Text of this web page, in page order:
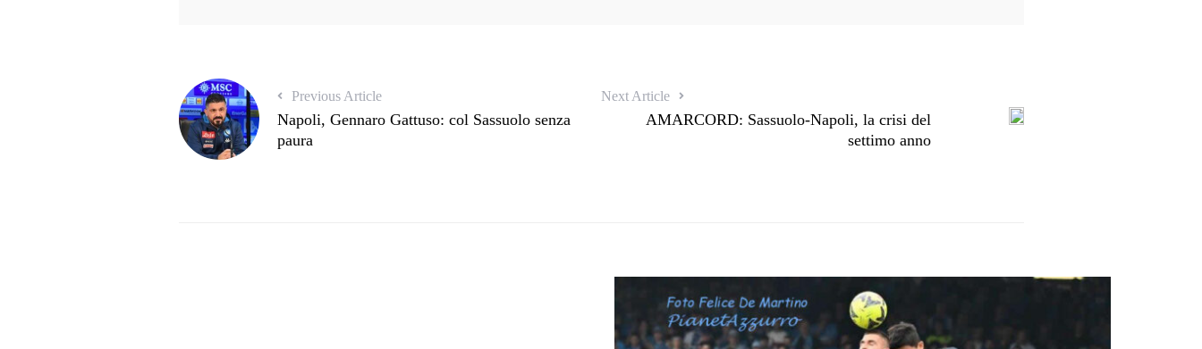
Previous Article
Napoli, Gennaro Gattuso: col Sassuolo senza
paura
Next Article
AMARCORD: Sassuolo-Napoli, la crisi del
settimo anno